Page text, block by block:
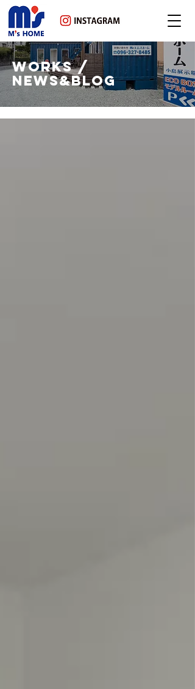
WORKS /
NEWS&BLOG